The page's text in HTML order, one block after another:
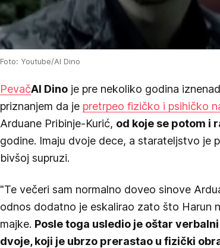
Foto: Youtube/Al Dino
PevačAl Dino je pre nekoliko godina
priznanjem da je pretrpeo fizičko i psihičko
Arduane Pribinje-Kurić, od koje se potom i
godine. Imaju dvoje dece, a starateljstvo je
bivšoj supruzi.
"Te večeri sam normalno doveo sinove
odnos dodatno je eskalirao zato što Harun
majke. Posle toga usledio je oštar
dvoje, koji je ubrzo prerastao u fizički